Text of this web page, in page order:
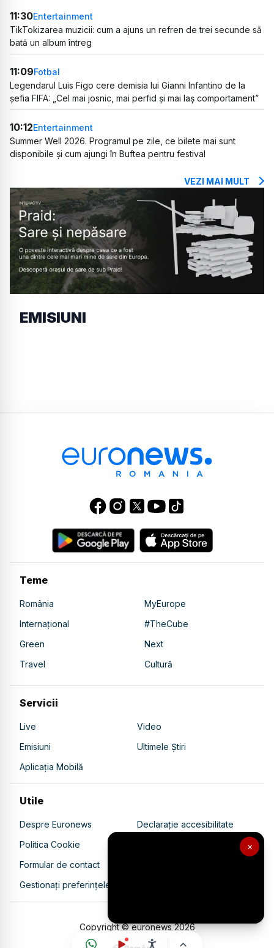
×
11:30Entertainment
TikTokizarea muzicii: cum a ajuns un refren de trei secunde să
bată un album întreg
11:09Fotbal
Legendarul Luis Figo cere demisia lui Gianni Infantino de la
șefia FIFA: „Cel mai josnic, mai perfid și mai laș comportament”
10:12Entertainment
Summer Well 2026. Programul pe zile, ce bilete mai sunt
disponibile și cum ajungi în Buftea pentru festival
VEZI MAI MULT
EMISIUNI
Teme
România
MyEurope
Internațional
#TheCube
Green
Next
Travel
Cultură
Servicii
Live
Video
Emisiuni
Ultimele Știri
Aplicația Mobilă
Utile
Despre Euronews
Declarație accesibilitate
Politica Cookie
Politica de confidențialitate
Formular de contact
Gestionați preferințele
Copyright © euronews2026